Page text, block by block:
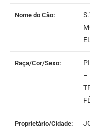
Nome do Cão:
Raça/Cor/Sexo:
–
Proprietário/Cidade: